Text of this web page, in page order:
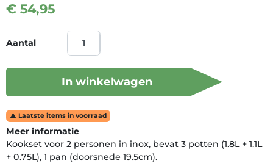
€ 54,95
Aantal
In winkelwagen
 Laatste items in voorraad
Meer informatie
Kookset voor 2 personen in inox, bevat 3 potten (1.8L + 1.1L
+ 0.75L), 1 pan (doorsnede 19.5cm).